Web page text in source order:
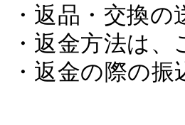
・返品・交換
・返金方法は
・返金の際の